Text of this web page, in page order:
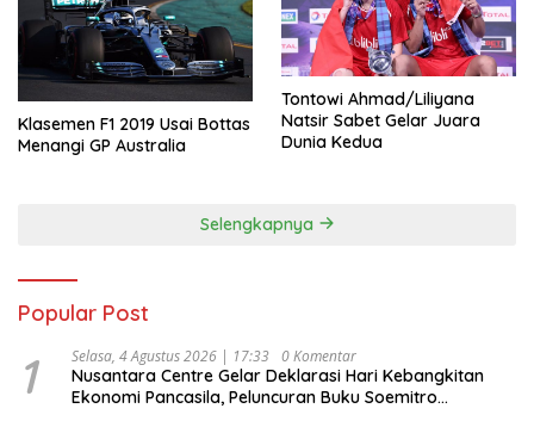
Klasemen F1 2019 Usai Bottas
Menangi GP Australia
Tontowi Ahmad/Liliyana
Natsir Sabet Gelar Juara
Dunia Kedua
Selengkapnya
Popular Post
1 Selasa, 4 Agustus 2026 | 17:33 0 Komentar
Nusantara Centre Gelar Deklarasi Hari Kebangkitan
Ekonomi Pancasila, Peluncuran Buku Soemitro